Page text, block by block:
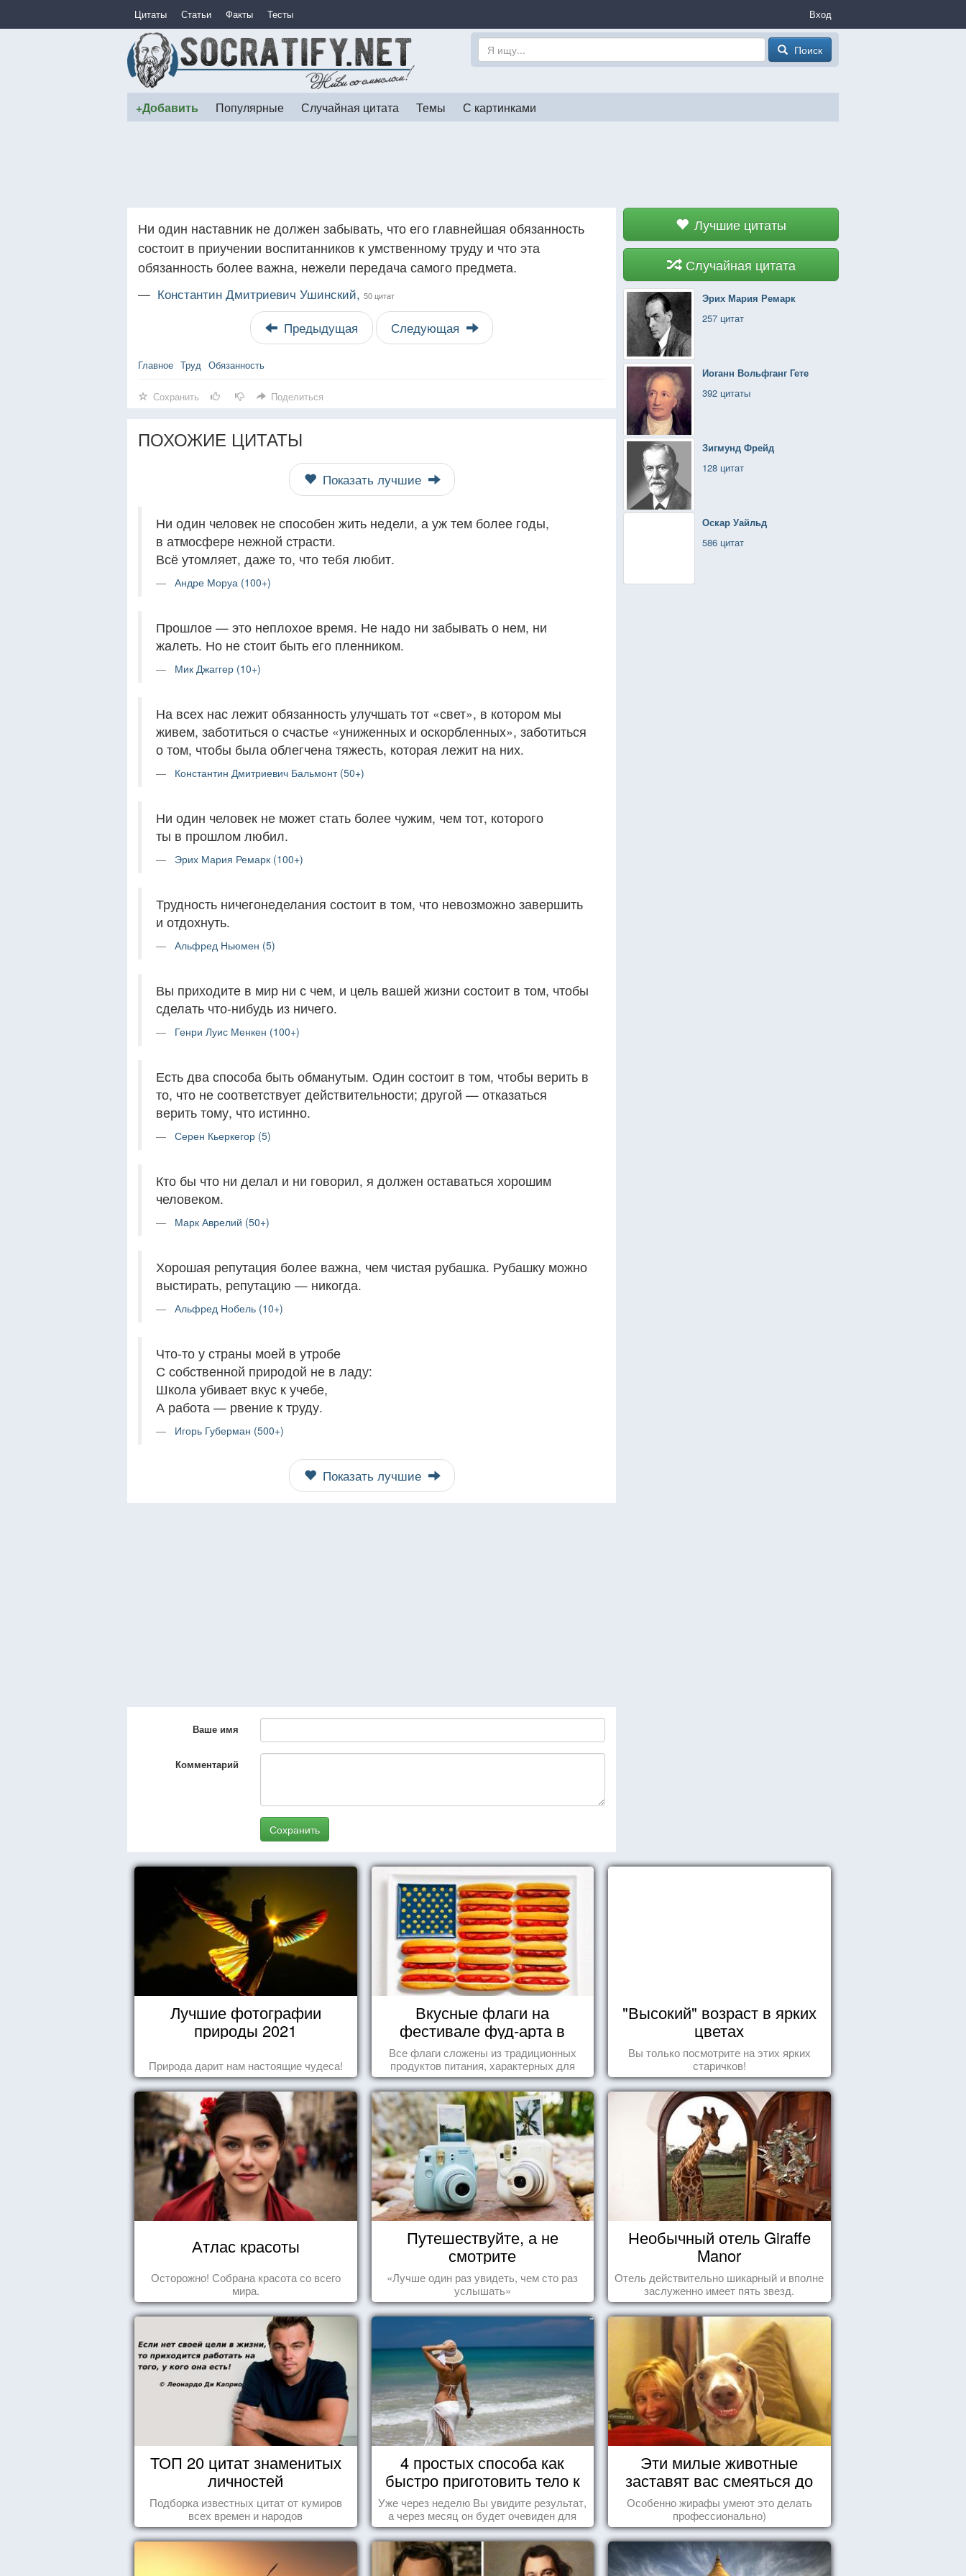
Цитаты Статьи Факты Тесты Вход
Поиск
+Добавить Популярные Случайная цитата Темы С картинками
Лучшие цитаты
Случайная цитата
Эрих Мария Ремарк
257 цитат
Иоганн Вольфганг Гете
392 цитаты
Зигмунд Фрейд
128 цитат
Оскар Уайльд
586 цитат
Ни один наставник не должен забывать, что его главнейшая обязанность
состоит в приучении воспитанников к умственному труду и что эта
обязанность более важна, нежели передача самого предмета.
— Константин Дмитриевич Ушинский, 50 цитат
Предыдущая Следующая
Главное Труд Обязанность
Сохранить Поделиться
ПОХОЖИЕ ЦИТАТЫ
Показать лучшие
Ни один человек не способен жить недели, а уж тем более годы,
в атмосфере нежной страсти.
Всё утомляет, даже то, что тебя любит.
Андре Моруа (100+)
Прошлое — это неплохое время. Не надо ни забывать о нем, ни
жалеть. Но не стоит быть его пленником.
Мик Джаггер (10+)
На всех нас лежит обязанность улучшать тот «свет», в котором мы
живем, заботиться о счастье «униженных и оскорбленных», заботиться
о том, чтобы была облегчена тяжесть, которая лежит на них.
Константин Дмитриевич Бальмонт (50+)
Ни один человек не может стать более чужим, чем тот, которого
ты в прошлом любил.
Эрих Мария Ремарк (100+)
Трудность ничегонеделания состоит в том, что невозможно завершить
и отдохнуть.
Альфред Ньюмен (5)
Вы приходите в мир ни с чем, и цель вашей жизни состоит в том, чтобы
сделать что-нибудь из ничего.
Генри Луис Менкен (100+)
Есть два способа быть обманутым. Один состоит в том, чтобы верить в
то, что не соответствует действительности; другой — отказаться
верить тому, что истинно.
Серен Кьеркегор (5)
Кто бы что ни делал и ни говорил, я должен оставаться хорошим
человеком.
Марк Аврелий (50+)
Хорошая репутация более важна, чем чистая рубашка. Рубашку можно
выстирать, репутацию — никогда.
Альфред Нобель (10+)
Что-то у страны моей в утробе
С собственной природой не в ладу:
Школа убивает вкус к учебе,
А работа — рвение к труду.
Игорь Губерман (500+)
Показать лучшие
Ваше имя
Комментарий
Сохранить
Лучшие фотографии
природы 2021
Природа дарит нам настоящие чудеса!
Вкусные флаги на
фестивале фуд-арта в
Сиднее
Все флаги сложены из традиционных
продуктов питания, характерных для
этих стран.
"Высокий" возраст в ярких
цветах
Вы только посмотрите на этих ярких
старичков!
Атлас красоты
Осторожно! Собрана красота со всего
мира.
Путешествуйте, а не
смотрите
«Лучше один раз увидеть, чем сто раз
услышать»
Необычный отель Giraffe
Manor
Отель действительно шикарный и вполне
заслуженно имеет пять звезд.
ТОП 20 цитат знаменитых
личностей
Подборка известных цитат от кумиров
всех времен и народов
4 простых способа как
быстро приготовить тело к
морю
Уже через неделю Вы увидите результат,
а через месяц он будет очевиден для
всех!
Эти милые животные
заставят вас смеяться до
упаду!
Особенно жирафы умеют это делать
профессионально)